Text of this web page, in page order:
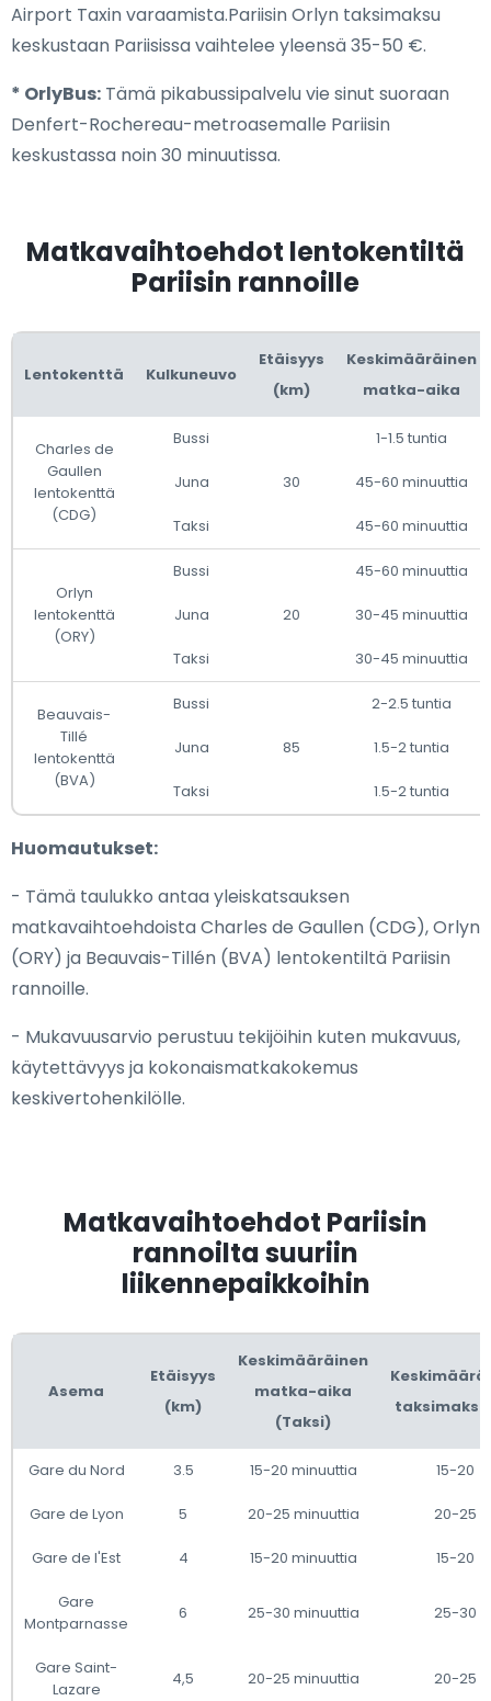
Airport Taxin varaamista.Pariisin Orlyn taksimaksu
keskustaan Pariisissa vaihtelee yleensä 35-50 €.
* OrlyBus: Tämä pikabussipalvelu vie sinut suoraan
Denfert-Rochereau-metroasemalle Pariisin
keskustassa noin 30 minuutissa.
Matkavaihtoehdot lentokentiltä
Pariisin rannoille
Lentokenttä Kulkuneuvo
Etäisyys
(km)
Keskimääräinen
matka-aika
Charles de
Gaullen
lentokenttä
(CDG)
Bussi
30
1-1.5 tuntia
Juna 45-60 minuuttia
Taksi 45-60 minuuttia
Orlyn
lentokenttä
(ORY)
Bussi
20
45-60 minuuttia
Juna 30-45 minuuttia
Taksi 30-45 minuuttia
Beauvais-
Tillé
lentokenttä
(BVA)
Bussi
85
2-2.5 tuntia
Juna 1.5-2 tuntia
Taksi 1.5-2 tuntia
Huomautukset:
- Tämä taulukko antaa yleiskatsauksen
matkavaihtoehdoista Charles de Gaullen (CDG), Orlyn
(ORY) ja Beauvais-Tillén (BVA) lentokentiltä Pariisin
rannoille.
- Mukavuusarvio perustuu tekijöihin kuten mukavuus,
käytettävyys ja kokonaismatkakokemus
keskivertohenkilölle.
Matkavaihtoehdot Pariisin
rannoilta suuriin
liikennepaikkoihin
Asema
Etäisyys
(km)
Keskimääräinen
matka-aika
(Taksi)
Gare du Nord 3.5 15-20 minuuttia 15-20
Gare de Lyon 5 20-25 minuuttia 20-25
Gare de l'Est 4 15-20 minuuttia 15-20
Gare
Montparnasse
6 25-30 minuuttia 25-30
Gare Saint-
Lazare
4,5 20-25 minuuttia 20-25